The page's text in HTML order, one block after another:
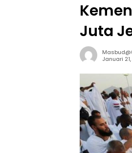
Juta
Januari